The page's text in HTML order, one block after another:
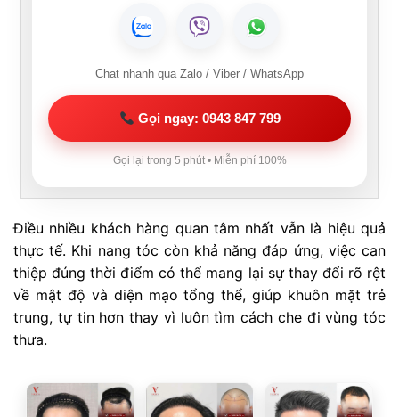
Chat nhanh qua Zalo / Viber / WhatsApp
Gọi ngay: 0943 847 799
Gọi lại trong 5 phút • Miễn phí 100%
Điều nhiều khách hàng quan tâm nhất vẫn là hiệu quả
thực tế. Khi nang tóc còn khả năng đáp ứng, việc can
thiệp đúng thời điểm có thể mang lại sự thay đổi rõ rệt
về mật độ và diện mạo tổng thể, giúp khuôn mặt trẻ
trung, tự tin hơn thay vì luôn tìm cách che đi vùng tóc
thưa.